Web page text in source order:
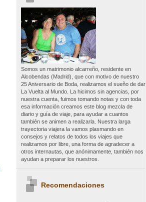
Somos un matrimonio alcarreño, residente en
Alcobendas (Madrid), que con motivo de nuestro
25 Aniversario de Boda, realizamos el sueño de dar
La Vuelta al Mundo. La hicimos sin agencias, por
nuestra cuenta, fuimos tomando notas y con toda
esa información creamos este blog mezcla de
diario y guía de viaje, para ayudar a cuantos
también se animen a realizarla. Nuestra larga
trayectoria viajera la vamos plasmando en
consejos y relatos de todos los viajes que
realizamos por libre, una forma de agradecer a
otros internautas, que anónimamente, también nos
ayudan a preparar los nuestros.
Recomendaciones